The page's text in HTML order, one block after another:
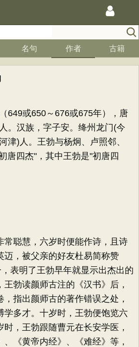
名句 作者 古籍
649或650～676或675年），唐
。汉族，字子安。绛州龙门(今
津)人。王勃与杨炯、卢照邻、
唐四杰"，其中王勃是"初唐四
聪慧，六岁时便能作诗，且诗
迈，被父亲的好友杜易简称赞
表明了王勃早年就显示出杰出的
勃读颜师古注的《汉书》后，
指出颜师古的著作错误之处，
学多才。十岁时，王勃便饱览六
，王勃跟随曹元在长安学医，
《黄帝内经》、《难经》等，